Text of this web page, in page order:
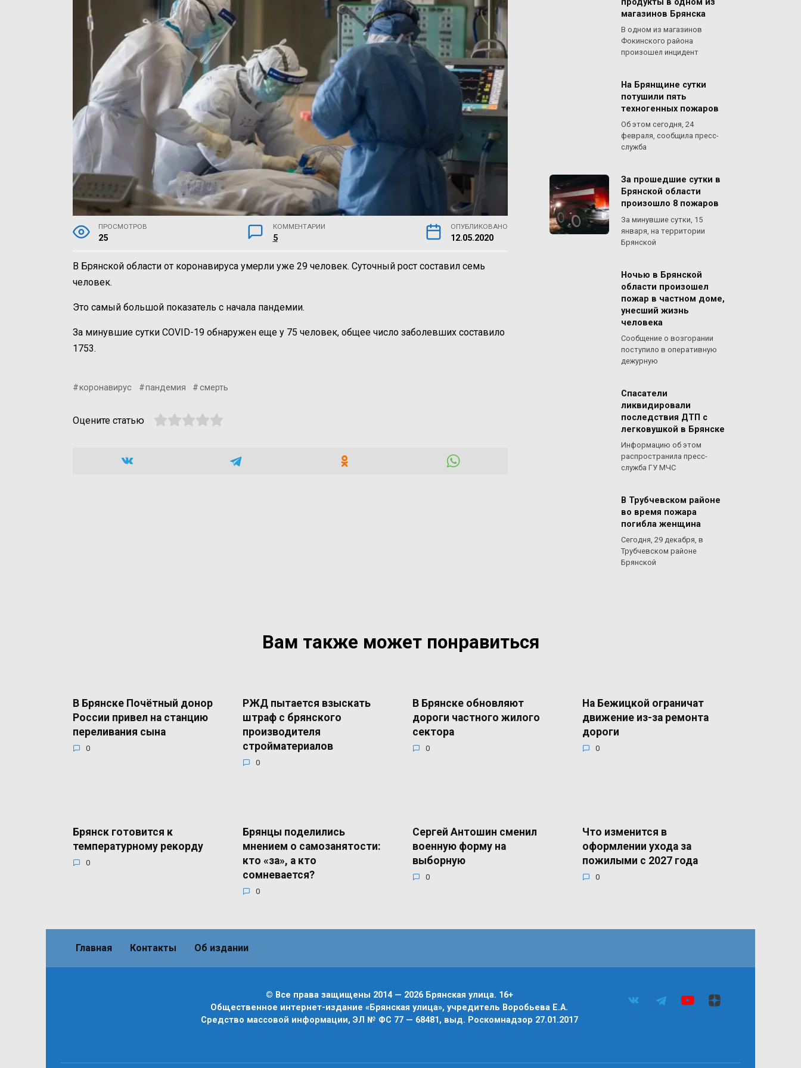
ПРОСМОТРОВ
25
КОММЕНТАРИИ
5
ОПУБЛИКОВАНО
12.05.2020
В Брянской области от коронавируса умерли уже 29 человек. Суточный рост составил семь
человек.
Это самый большой показатель с начала пандемии.
За минувшие сутки COVID-19 обнаружен еще у 75 человек, общее число заболевших составило
1753.
коронавирус пандемия смерть
Оцените статью
продукты в одном из
магазинов Брянска
В одном из магазинов
Фокинского района
произошел инцидент
На Брянщине сутки
потушили пять
техногенных пожаров
Об этом сегодня, 24
февраля, сообщила пресс-
служба
За прошедшие сутки в
Брянской области
произошло 8 пожаров
За минувшие сутки, 15
января, на территории
Брянской
Ночью в Брянской
области произошел
пожар в частном доме,
унесший жизнь
человека
Сообщение о возгорании
поступило в оперативную
дежурную
Спасатели
ликвидировали
последствия ДТП с
легковушкой в Брянске
Информацию об этом
распространила пресс-
служба ГУ МЧС
В Трубчевском районе
во время пожара
погибла женщина
Сегодня, 29 декабря, в
Трубчевском районе
Брянской
Вам также может понравиться
В Брянске Почётный донор
России привел на станцию
переливания сына
0
РЖД пытается взыскать
штраф с брянского
производителя
стройматериалов
0
В Брянске обновляют
дороги частного жилого
сектора
0
На Бежицкой ограничат
движение из-за ремонта
дороги
0
Брянск готовится к
температурному рекорду
0
Брянцы поделились
мнением о самозанятости:
кто «за», а кто
сомневается?
0
Сергей Антошин сменил
военную форму на
выборную
0
Что изменится в
оформлении ухода за
пожилыми с 2027 года
0
Главная Контакты Об издании
© Все права защищены 2014 — 2026 Брянская улица. 16+
Общественное интернет-издание «Брянская улица», учредитель Воробьева Е.А.
Средство массовой информации, ЭЛ № ФС 77 — 68481, выд. Роскомнадзор 27.01.2017